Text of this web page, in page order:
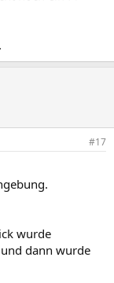
#17
wurde
dann wurde